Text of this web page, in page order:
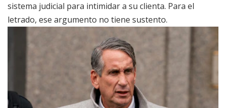
sistema judicial para intimidar a su clienta. Para el
letrado, ese argumento no tiene sustento.